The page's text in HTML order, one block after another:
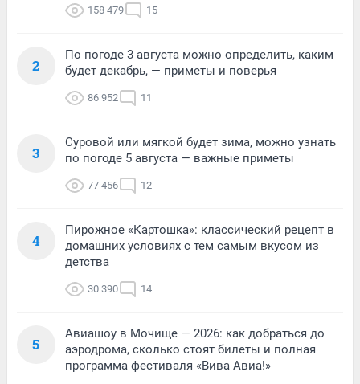
158 479 15
2
По погоде 3 августа можно определить, каким
будет декабрь, — приметы и поверья
86 952 11
3
Суровой или мягкой будет зима, можно узнать
по погоде 5 августа — важные приметы
77 456 12
4
Пирожное «Картошка»: классический рецепт в
домашних условиях с тем самым вкусом из
детства
30 390 14
5
Авиашоу в Мочище — 2026: как добраться до
аэродрома, сколько стоят билеты и полная
программа фестиваля «Вива Авиа!»